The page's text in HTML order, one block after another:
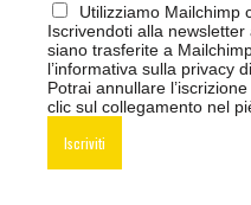
Utilizziamo Mailchimp
Iscrivendoti alla
siano trasferite a
l’informativa sulla privacy
Potrai annullare
clic sul collegamento nel